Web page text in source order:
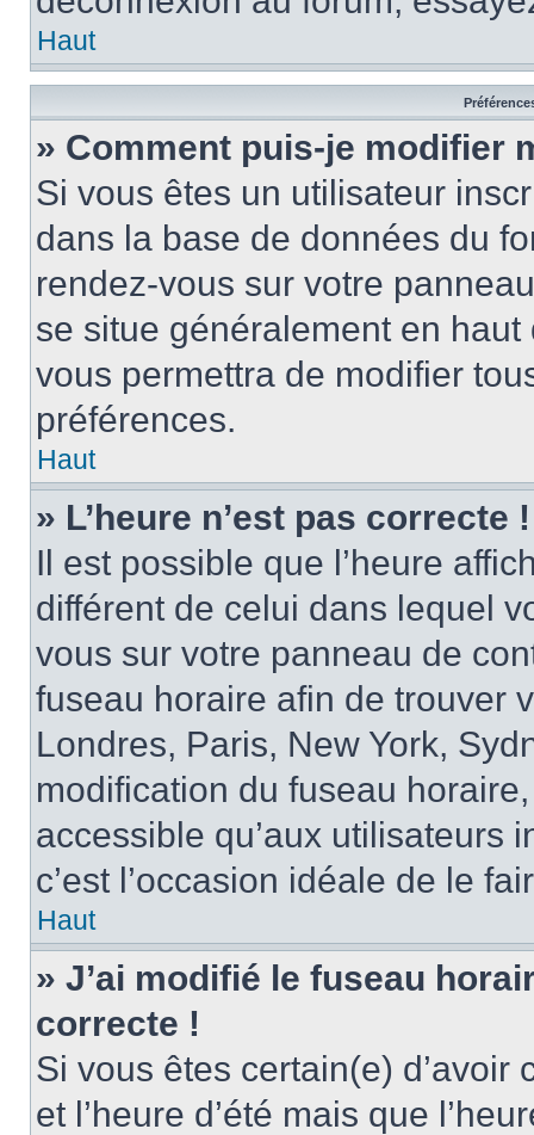
Haut
» Comment puis-je modifier
Si vous êtes un utilisateur
dans la base de données du
rendez-vous sur votre
se situe généralement en
vous permettra de modifier
préférences.
Haut
» L’heure n’est pas correcte !
Il est possible que l’heure
différent de celui dans lequel
vous sur votre panneau de
fuseau horaire afin de trouver
Londres, Paris, New York,
modification du fuseau
accessible qu’aux utilisateurs
c’est l’occasion idéale de le
Haut
» J’ai modifié le fuseau
correcte !
Si vous êtes certain(e)
et l’heure d’été mais que